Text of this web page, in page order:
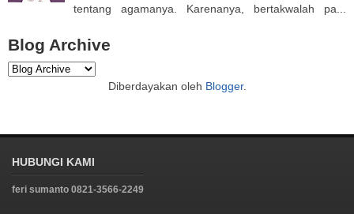
tentang agamanya. Karenanya, bertakwalah pa...
Blog Archive
Diberdayakan oleh Blogger.
HUBUNGI KAMI
feri sumanto 0821-3566-2249